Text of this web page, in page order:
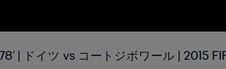
| ドイツ vs コートジボワール | 2015